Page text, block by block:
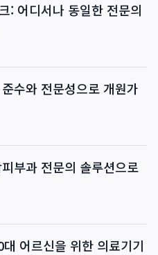
: 어디서나 동일한 전문의
수와 전문성으로 개원가
부과 전문의 솔루션으로
어르신을 위한 의료기기